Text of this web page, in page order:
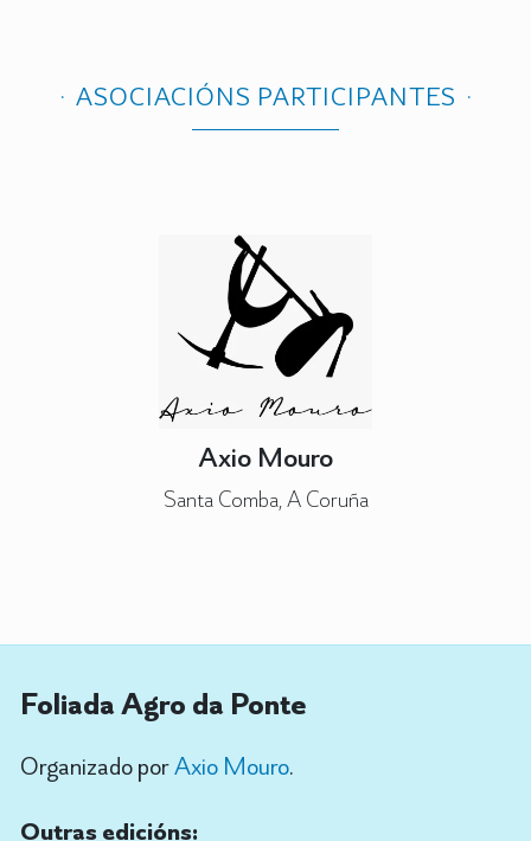
ASOCIACIÓNS PARTICIPANTES
Axio Mouro
Santa Comba, A Coruña
Foliada Agro da Ponte
Organizado porAxio Mouro.
Outras edicións: